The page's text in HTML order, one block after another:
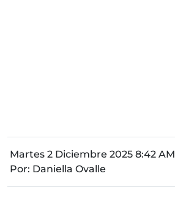
Martes 2 Diciembre 2025 8:42 AM
Por: Daniella Ovalle